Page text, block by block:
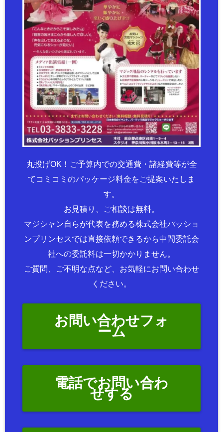
丸投げOK！ご予算内での交通費・諸経費等が全
てコミコミのパッケージ料金をご提案いたしま
す。
お見積り、ご相談は無料。
マジシャン自らが代表を務める株式会社パッショ
ンプリンセスでは直接依頼できるから中間委託会
社への委託料は一切かかりません。
ご質問、ご不明な点など、お気軽にお問い合わせ
ください。
お問い合わせフォ
ーム
電話でお問い合わ
せする